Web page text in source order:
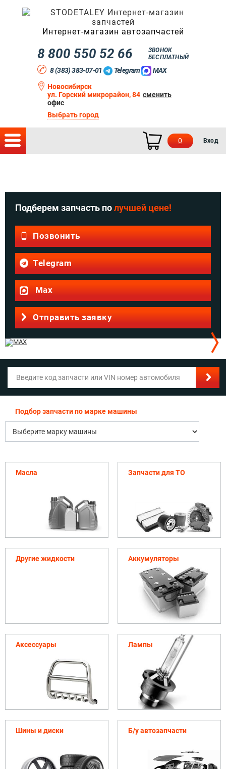
Интернет-магазин автозапчастей
8 800 550 52 66
ЗВОНОК
БЕСПЛАТНЫЙ
8 (383) 383-07-01 Telegram MAX
Новосибирск
ул. Горский микрорайон, 84 сменить
офис
Выбрать город
Вход
0
Подберем запчасть получшей цене!
Позвонить
Telegram
Max
Отправить заявку
Подбор запчасти по марке машины
Масла Запчасти для ТО
Другие жидкости Аккумуляторы
Аксессуары Лампы
Шины и диски Б/у автозапчасти